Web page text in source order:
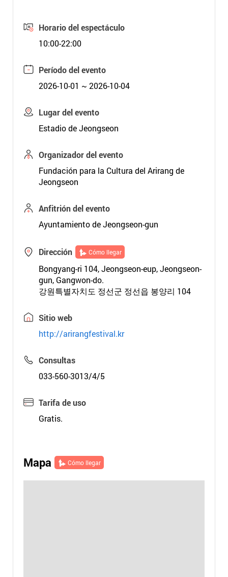
Horario del espectáculo
10:00-22:00
Período del evento
2026-10-01 ~ 2026-10-04
Lugar del evento
Estadio de Jeongseon
Organizador del evento
Fundación para la Cultura del Arirang de
Jeongseon
Anfitrión del evento
Ayuntamiento de Jeongseon-gun
Dirección Cómo llegar
Bongyang-ri 104, Jeongseon-eup, Jeongseon-
gun, Gangwon-do.
강원특별자치도 정선군 정선읍 봉양리 104
Sitio web
http://arirangfestival.kr
Consultas
033-560-3013/4/5
Tarifa de uso
Gratis.
Mapa Cómo llegar